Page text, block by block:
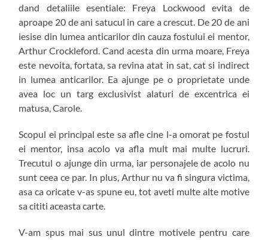
dand detaliile esentiale: Freya Lockwood evita de
aproape 20 de ani satucul in care a crescut. De 20 de ani
iesise din lumea anticarilor din cauza fostului ei mentor,
Arthur Crockleford. Cand acesta din urma moare, Freya
este nevoita, fortata, sa revina atat in sat, cat si indirect
in lumea anticarilor. Ea ajunge pe o proprietate unde
avea loc un targ exclusivist alaturi de excentrica ei
matusa, Carole.
Scopul ei principal este sa afle cine l-a omorat pe fostul
ei mentor, insa acolo va afla mult mai multe lucruri.
Trecutul o ajunge din urma, iar personajele de acolo nu
sunt ceea ce par. In plus, Arthur nu va fi singura victima,
asa ca oricate v-as spune eu, tot aveti multe alte motive
sa cititi aceasta carte.
V-am spus mai sus unul dintre motivele pentru care